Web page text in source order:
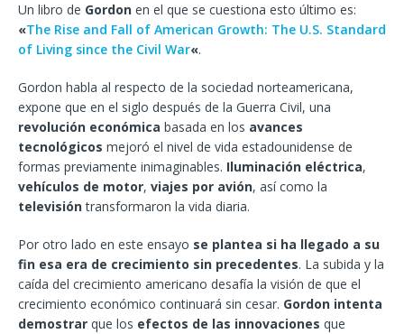
Un libro de Gordon en el que se cuestiona esto último es:
«The Rise and Fall of American Growth: The U.S. Standard
of Living since the Civil War«.
Gordon habla al respecto de la sociedad norteamericana,
expone que en el siglo después de la Guerra Civil, una
revolución económica basada en los avances
tecnológicos mejoró el nivel de vida estadounidense de
formas previamente inimaginables. Iluminación eléctrica,
vehículos de motor, viajes por avión, así como la
televisióntransformaron la vida diaria.
Por otro lado en este ensayo se plantea si ha llegado a su
fin esa era de crecimiento sin precedentes. La subida y la
caída del crecimiento americano desafía la visión de que el
crecimiento económico continuará sin cesar. Gordon intenta
demostrar que los efectos de las innovaciones que